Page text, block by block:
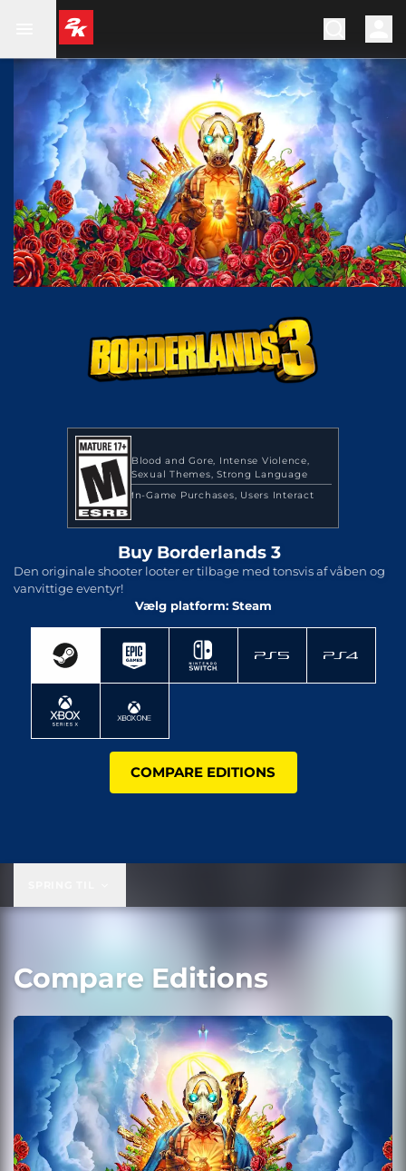
Blood and Gore Intense Violence
Sexual Themes Strong Language
In-Game Purchases
Users Interact
Buy Borderlands 3
Den originale shooter looter er tilbage med tonsvis af våben og
vanvittige eventyr!
Vælg platform: Steam
COMPARE EDITIONS
Compare Editions